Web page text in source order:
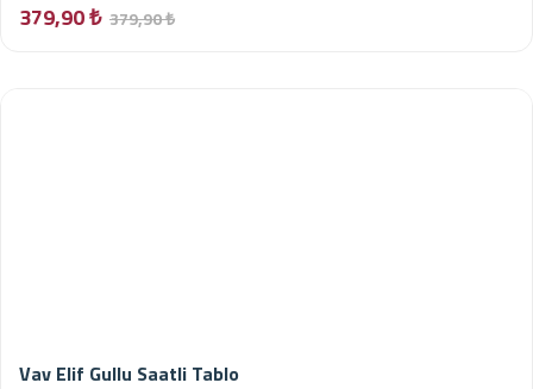
379,90 ₺ 379,90 ₺
Vav Elif Gullu Saatli Tablo